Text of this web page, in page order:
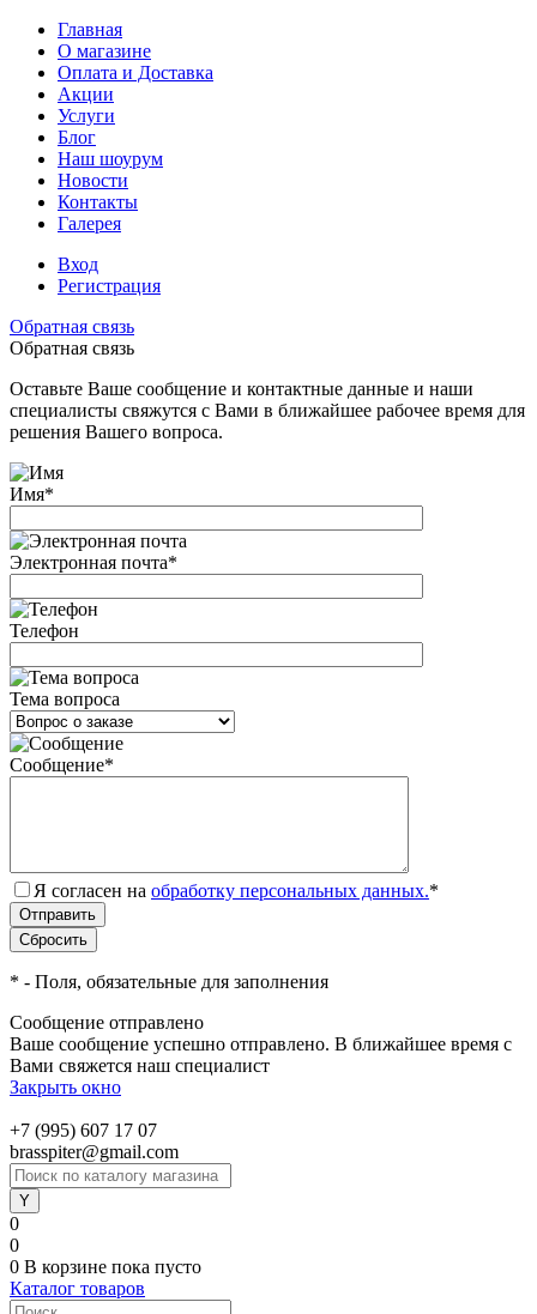
Главная
О магазине
Оплата и Доставка
Акции
Услуги
Блог
Наш шоурум
Новости
Контакты
Галерея
Вход
Регистрация
Обратная связь
Обратная связь
Оставьте Ваше сообщение и контактные данные и наши
специалисты свяжутся с Вами в ближайшее рабочее время для
решения Вашего вопроса.
Имя*
Электронная почта*
Телефон
Тема вопроса
Сообщение*
Я согласен на обработку персональных данных.*
* - Поля, обязательные для заполнения
Сообщение отправлено
Ваше сообщение успешно отправлено. В ближайшее время с
Вами свяжется наш специалист
Закрыть окно
+7 (995) 607 17 07
brasspiter@gmail.com
0
0
0 В корзине пока пусто
Каталог товаров